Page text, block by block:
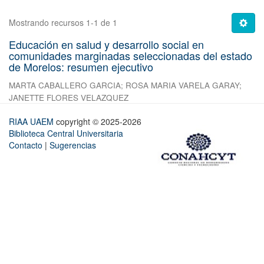
Mostrando recursos 1-1 de 1
Educación en salud y desarrollo social en
comunidades marginadas seleccionadas del estado
de Morelos: resumen ejecutivo
MARTA CABALLERO GARCIA; ROSA MARIA VARELA GARAY;
JANETTE FLORES VELAZQUEZ
RIAA UAEM copyright © 2025-2026
Biblioteca Central Universitaria
Contacto | Sugerencias